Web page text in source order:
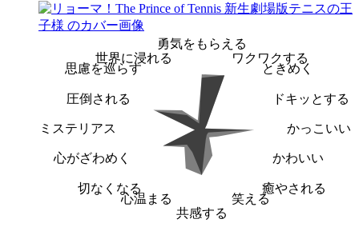
勇気をもらえる
ワクワクする
ときめく
ドキッとする
かっこいい
かわいい
癒やされる
笑える
共感する
心温まる
切なくなる
心がざわめく
ミステリアス
圧倒される
思慮を巡らす
世界に浸れる